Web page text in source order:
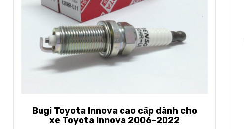
Bugi Toyota Innova cao cấp dành cho
xe Toyota Innova 2006-2022